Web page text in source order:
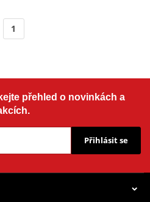
1
přehled o novinkách a
Přihlásit se